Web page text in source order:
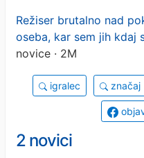
Režiser brutalno nad
oseba, kar sem jih kdaj
novice · 2M
igralec značaj
2 novici